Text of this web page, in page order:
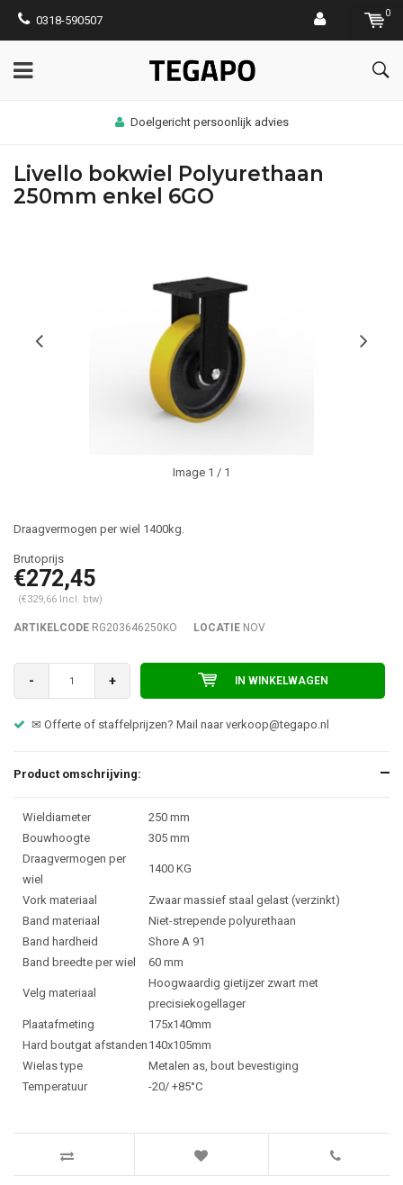
0318-590507
0
Doelgericht persoonlijk advies
Livello bokwiel Polyurethaan
250mm enkel 6GO
Image 1 / 1
Draagvermogen per wiel 1400kg.
€272,45
(€329,66 Incl. btw)
ARTIKELCODE RG203646250KO LOCATIE NOV
- + IN WINKELWAGEN
✉ Offerte of staffelprijzen? Mail naarverkoop@tegapo.nl
Product omschrijving:
Wieldiameter
250 mm
Bouwhoogte
305 mm
Draagvermogen per
wiel
1400 KG
Vork materiaal
Zwaar massief staal gelast (verzinkt)
Band materiaal
Niet-strepende polyurethaan
Band hardheid
Shore A 91
Band breedte per wiel
60 mm
Velg materiaal
Hoogwaardig gietijzer zwart met
precisiekogellager
Plaatafmeting
175x140mm
Hard boutgat afstanden 140x105mm
Wielas type
Metalen as, bout bevestiging
Temperatuur
-20/ +85°C